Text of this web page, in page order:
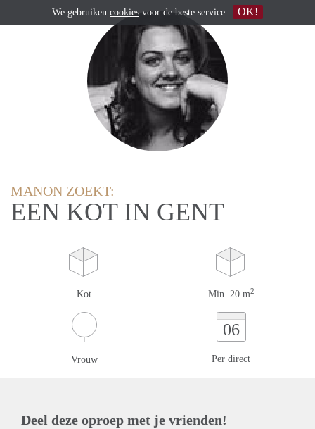
MANON ZOEKT:
EEN KOT IN GENT
Kot Min. 20 m2
Vrouw
06
Per direct
Deel deze oproep met je vrienden!
We gebruiken cookies voor de beste service OK!